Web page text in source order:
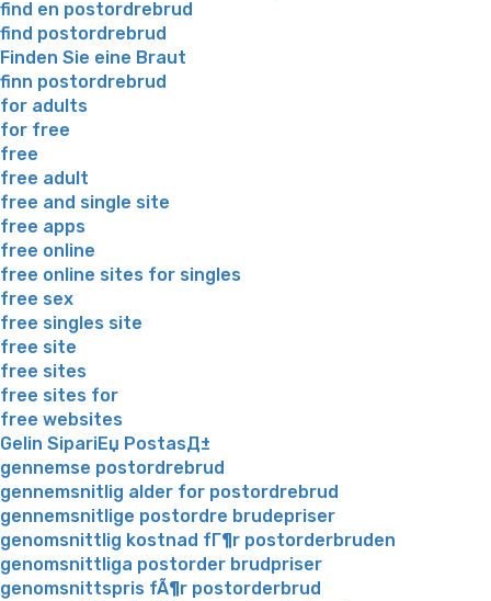
find en postordrebrud
find postordrebrud
Finden Sie eine Braut
finn postordrebrud
for adults
for free
free
free adult
free and single site
free apps
free online
free online sites for singles
free sex
free singles site
free site
free sites
free sites for
free websites
Gelin SipariЕџ PostasД±
gennemse postordrebrud
gennemsnitlig alder for postordrebrud
gennemsnitlige postordre brudepriser
genomsnittlig kostnad fГ¶r postorderbruden
genomsnittliga postorder brudpriser
genomsnittspris fÃ¶r postorderbrud